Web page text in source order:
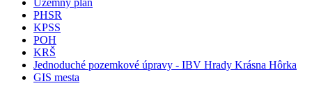
Územný plán
PHSR
KPSS
POH
KRŠ
Jednoduché pozemkové úpravy - IBV Hrady Krásna Hôrka
GIS mesta